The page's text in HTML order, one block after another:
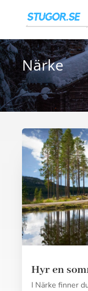
Närke
Hyr en
I Närke finner